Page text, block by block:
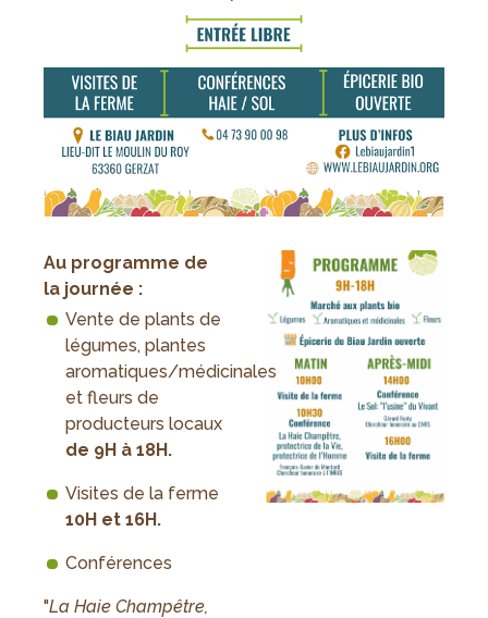
Au programme de
la journée :
Vente de plants de
légumes, plantes
aromatiques/médicinales
et fleurs de
producteurs locaux
de 9H à 18H.
Visites de la ferme
10H et 16H.
Conférences
"La Haie Champêtre,